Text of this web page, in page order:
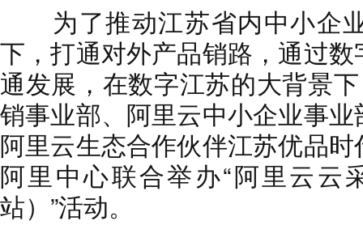
为了推动江苏省内中小企
下，打通对外产品销路，通过
通发展，在数字江苏的大背景
销事业部、阿里云中小企业事
阿里云生态合作伙伴江苏优品
阿里中心联合举办“阿里云云
站）”活动。